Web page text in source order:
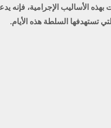
بهذه الأساليب الإجرامية، فإنه
تستهدفها السلطة هذه الأيام.